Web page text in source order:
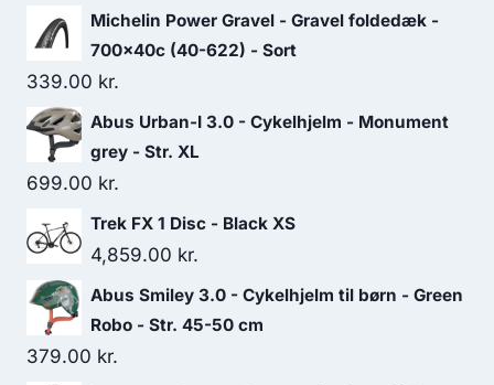
Michelin Power Gravel - Gravel foldedæk -
700x40c (40-622) - Sort
339.00 kr.
Abus Urban-I 3.0 - Cykelhjelm - Monument
grey - Str. XL
699.00 kr.
Trek FX 1 Disc - Black XS
4,859.00 kr.
Abus Smiley 3.0 - Cykelhjelm til børn - Green
Robo - Str. 45-50 cm
379.00 kr.